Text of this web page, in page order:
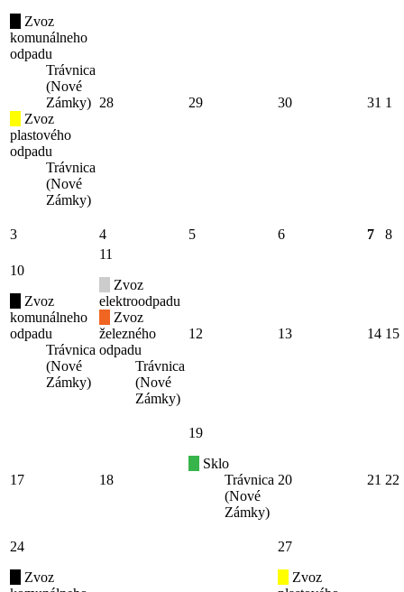
Zvoz
komunálneho
odpadu
Trávnica
(Nové
Zámky)
Zvoz
plastového
odpadu
Trávnica
(Nové
Zámky)
28 29 30 31 1
3 4 5 6 7 8
10
Zvoz
komunálneho
odpadu
Trávnica
(Nové
Zámky)
11
Zvoz
elektroodpadu
Zvoz
železného
odpadu
Trávnica
(Nové
Zámky)
12 13 14 15
17 18
19
Sklo
Trávnica
(Nové
Zámky)
20 21 22
24
Zvoz
27
Zvoz